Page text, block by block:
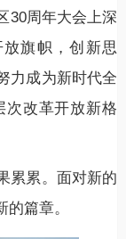
30周年大会上深
旗帜，创新思
力成为新时代全
次改革开放新格
累累。面对新的
篇章。